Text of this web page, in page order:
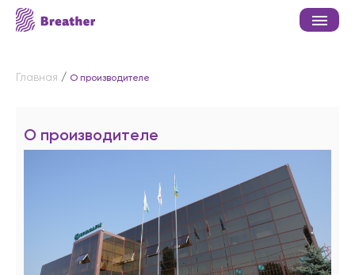
Главная / О производителе
О производителе